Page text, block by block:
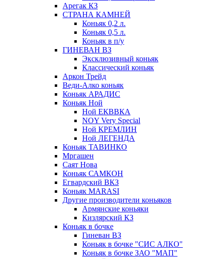
Арегак КЗ
СТРАНА КАМНЕЙ
Коньяк 0,2 л.
Коньяк 0,5 л.
Коньяк в п/у
ГИНЕВАН ВЗ
Эксклюзивный коньяк
Классический коньяк
Аркон Трейд
Веди-Алко коньяк
Коньяк АРАДИС
Коньяк Ной
Ной ЕКВВКА
NOY Very Special
Ной КРЕМЛИН
Ной ЛЕГЕНДА
Коньяк ТАВИНКО
Мргашен
Саят Нова
Коньяк САМКОН
Егвардский ВКЗ
Коньяк MARASI
Другие производители коньяков
Армянские коньяки
Кизлярский КЗ
Коньяк в бочке
Гиневан ВЗ
Коньяк в бочке "СИС АЛКО"
Коньяк в бочке ЗАО "МАП"